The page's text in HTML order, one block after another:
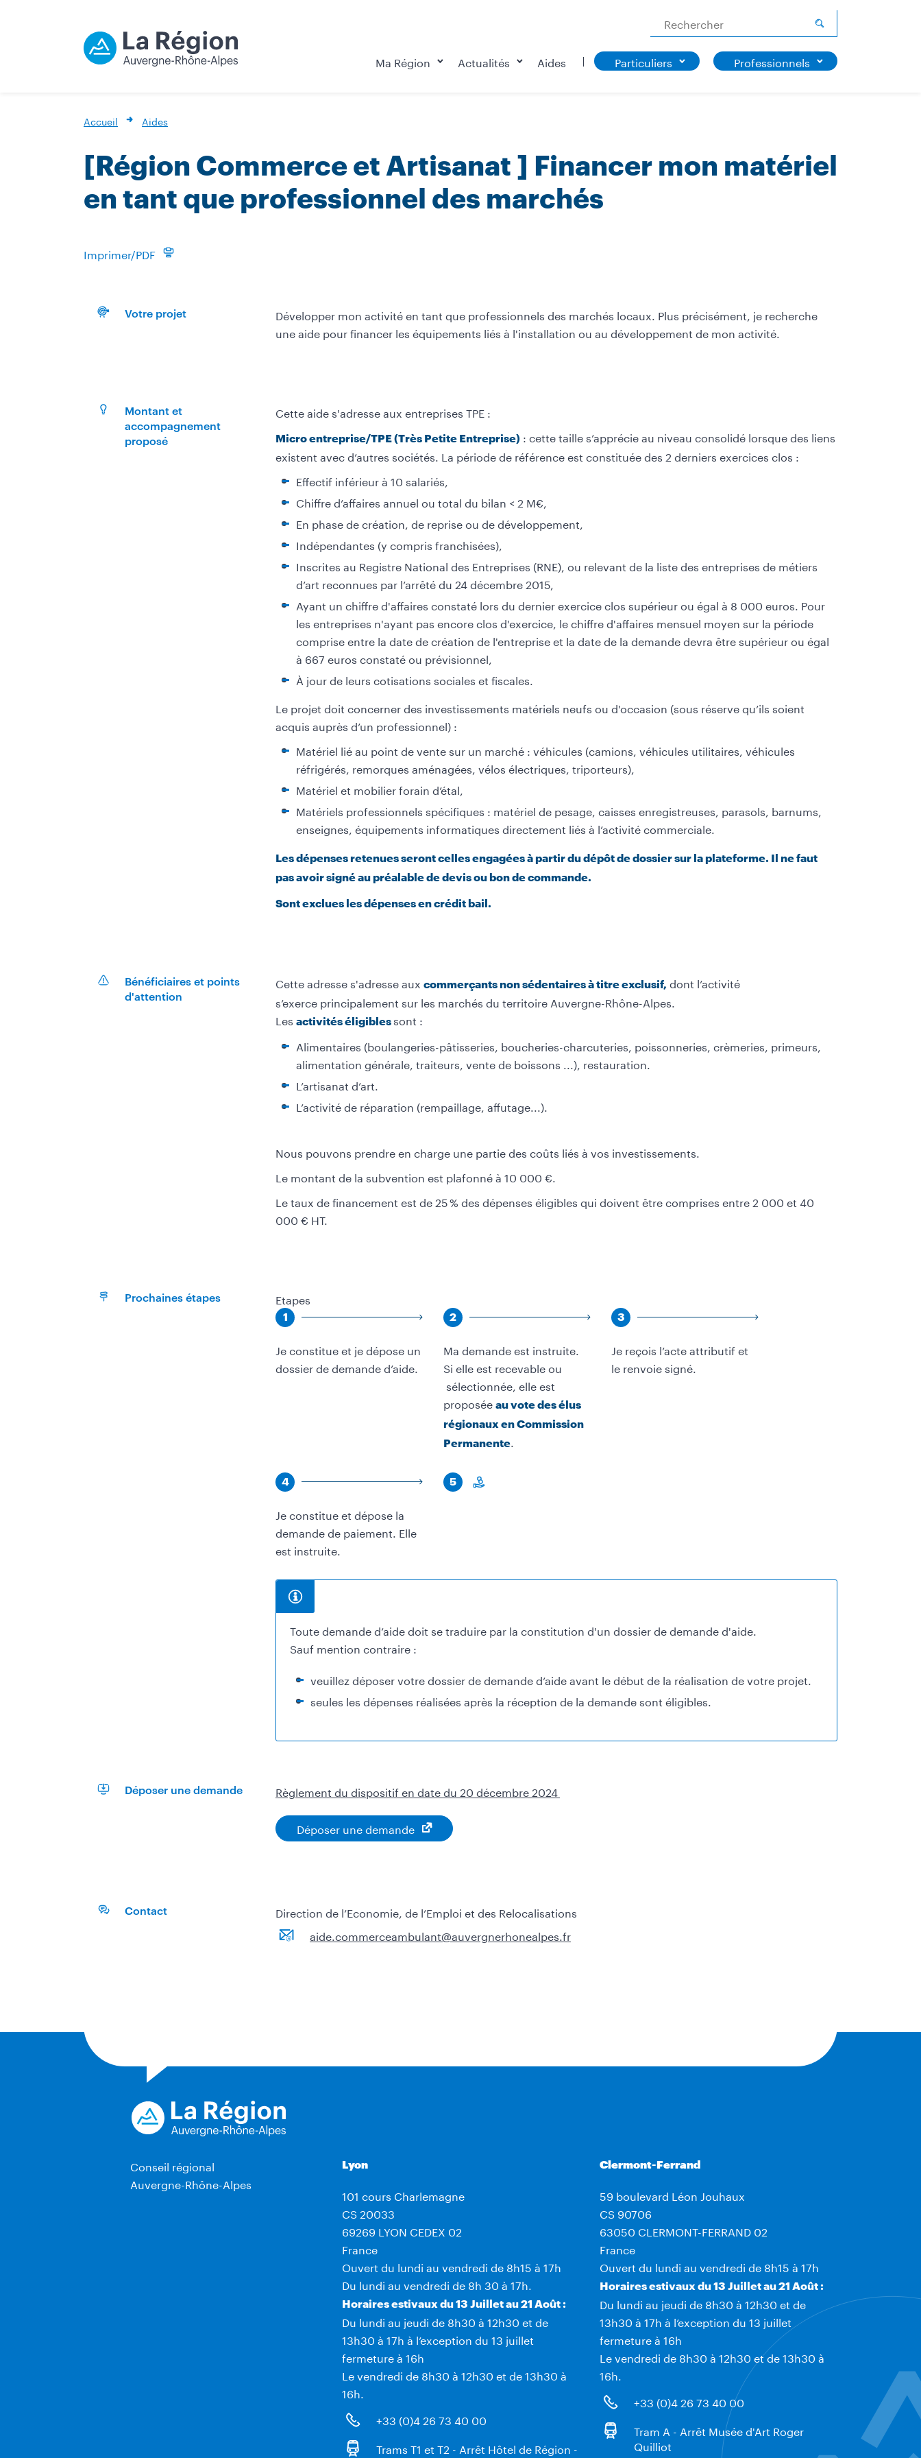
Rechercher
Ma Région Actualités Aides Particuliers Professionnels
Accueil Aides
[Région Commerce et Artisanat ] Financer mon matériel
en tant que professionnel des marchés
Imprimer/PDF
Votre projet
Développer mon activité en tant que professionnels des marchés locaux. Plus précisément, je recherche
une aide pour financer les équipements liés à l'installation ou au développement de mon activité.
Montant et
accompagnement
proposé
Cette aide s'adresse aux entreprises TPE :
Micro entreprise/TPE (Très Petite Entreprise) : cette taille s’apprécie au niveau consolidé lorsque des liens
existent avec d’autres sociétés. La période de référence est constituée des 2 derniers exercices clos :
Effectif inférieur à 10 salariés,
Chiffre d’affaires annuel ou total du bilan < 2 M€,
En phase de création, de reprise ou de développement,
Indépendantes (y compris franchisées),
Inscrites au Registre National des Entreprises (RNE), ou relevant de la liste des entreprises de métiers
d’art reconnues par l’arrêté du 24 décembre 2015,
Ayant un chiffre d'affaires constaté lors du dernier exercice clos supérieur ou égal à 8 000 euros. Pour
les entreprises n'ayant pas encore clos d'exercice, le chiffre d'affaires mensuel moyen sur la période
comprise entre la date de création de l'entreprise et la date de la demande devra être supérieur ou égal
à 667 euros constaté ou prévisionnel,
À jour de leurs cotisations sociales et fiscales.
Le projet doit concerner des investissements matériels neufs ou d'occasion (sous réserve qu’ils soient
acquis auprès d’un professionnel) :
Matériel lié au point de vente sur un marché : véhicules (camions, véhicules utilitaires, véhicules
réfrigérés, remorques aménagées, vélos électriques, triporteurs),
Matériel et mobilier forain d’étal,
Matériels professionnels spécifiques : matériel de pesage, caisses enregistreuses, parasols, barnums,
enseignes, équipements informatiques directement liés à l’activité commerciale.
Les dépenses retenues seront celles engagées à partir du dépôt de dossier sur la plateforme. Il ne faut
pas avoir signé au préalable de devis ou bon de commande.
Sont exclues les dépenses en crédit bail.
Bénéficiaires et points
d'attention
Cette adresse s'adresse aux commerçants non sédentaires à titre exclusif, dont l’activité
s’exerce principalement sur les marchés du territoire Auvergne-Rhône-Alpes.
Les activités éligiblessont :
Alimentaires (boulangeries-pâtisseries, boucheries-charcuteries, poissonneries, crèmeries, primeurs,
alimentation générale, traiteurs, vente de boissons ...), restauration.
L’artisanat d’art.
L’activité de réparation (rempaillage, affutage...).
Nous pouvons prendre en charge une partie des coûts liés à vos investissements.
Le montant de la subvention est plafonné à 10 000 €.
Le taux de financement est de 25 % des dépenses éligibles qui doivent être comprises entre 2 000 et 40
000 € HT.
Prochaines étapes
Etapes
Étape
1
Je constitue et je dépose un
dossier de demande d’aide.
Étape
2
Ma demande est instruite.
Si elle est recevable ou
sélectionnée, elle est
proposée au vote des élus
régionaux en Commission
Permanente
Étape
3
Je reçois l’acte attributif et
le renvoie signé.
Étape
4
Je constitue et dépose la
demande de paiement. Elle
est instruite.
Étape
5
Informations
Toute demande d’aide doit se traduire par la constitution d'un dossier de demande d'aide.
Sauf mention contraire :
veuillez déposer votre dossier de demande d’aide avant le début de la réalisation de votre projet.
seules les dépenses réalisées après la réception de la demande sont éligibles.
Déposer une demande Règlement du dispositif en date du 20 décembre 2024
Déposer une demande
Contact
Direction de l’Economie, de l’Emploi et des Relocalisations
aide.commerceambulant@auvergnerhonealpes.fr
Conseil régional
Auvergne-Rhône-Alpes
Lyon
101 cours Charlemagne
CS 20033
69269 LYON CEDEX 02
France
Ouvert du lundi au vendredi de 8h15 à 17h
Du lundi au vendredi de 8h 30 à 17h.
Horaires estivaux du 13 Juillet au 21 Août :
Du lundi au jeudi de 8h30 à 12h30 et de
13h30 à 17h à l’exception du 13 juillet
fermeture à 16h
Le vendredi de 8h30 à 12h30 et de 13h30 à
16h.
+33 (0)4 26 73 40 00
Trams T1 et T2 - Arrêt Hôtel de Région -
Clermont-Ferrand
59 boulevard Léon Jouhaux
CS 90706
63050 CLERMONT-FERRAND 02
France
Ouvert du lundi au vendredi de 8h15 à 17h
Horaires estivaux du 13 Juillet au 21 Août :
Du lundi au jeudi de 8h30 à 12h30 et de
13h30 à 17h à l’exception du 13 juillet
fermeture à 16h
Le vendredi de 8h30 à 12h30 et de 13h30 à
16h.
+33 (0)4 26 73 40 00
Tram A - Arrêt Musée d'Art Roger
Quilliot